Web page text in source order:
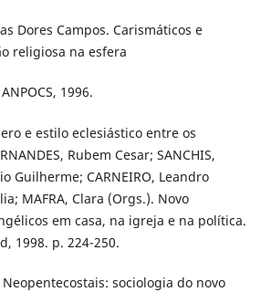
Dores Campos. Carismáticos e
religiosa na esfera
1996.
e estilo eclesiástico entre os
Rubem Cesar; SANCHIS,
Guilherme; CARNEIRO, Leandro
MAFRA, Clara (Orgs.). Novo
em casa, na igreja e na política.
1998. p. 224-250.
Neopentecostais: sociologia do novo